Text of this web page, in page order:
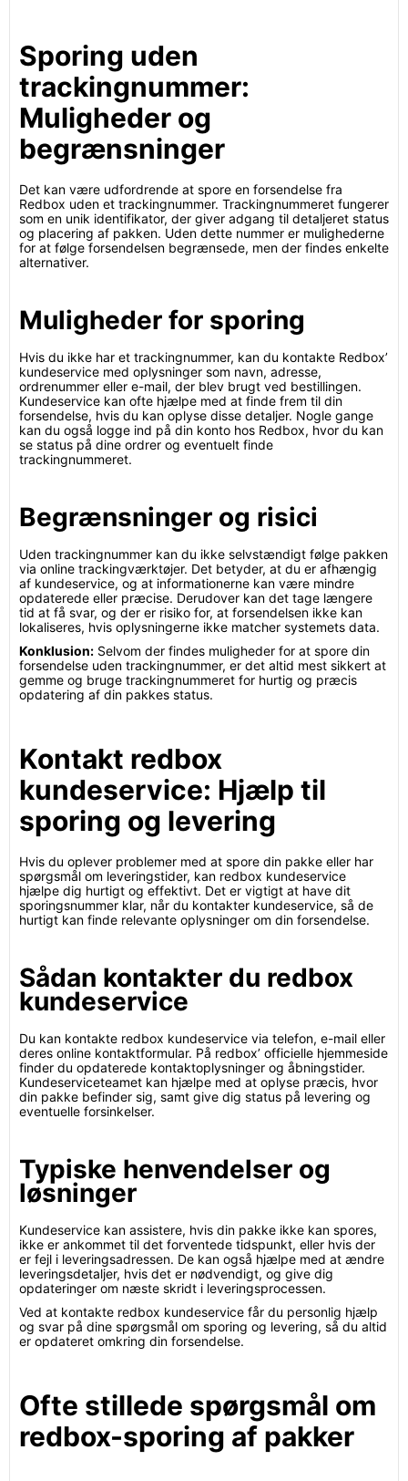
Sporing uden
trackingnummer:
Muligheder og
begrænsninger
Det kan være udfordrende at spore en forsendelse fra
Redbox uden et trackingnummer. Trackingnummeret fungerer
som en unik identifikator, der giver adgang til detaljeret status
og placering af pakken. Uden dette nummer er mulighederne
for at følge forsendelsen begrænsede, men der findes enkelte
alternativer.
Muligheder for sporing
Hvis du ikke har et trackingnummer, kan du kontakte Redbox’
kundeservice med oplysninger som navn, adresse,
ordrenummer eller e-mail, der blev brugt ved bestillingen.
Kundeservice kan ofte hjælpe med at finde frem til din
forsendelse, hvis du kan oplyse disse detaljer. Nogle gange
kan du også logge ind på din konto hos Redbox, hvor du kan
se status på dine ordrer og eventuelt finde
trackingnummeret.
Begrænsninger og risici
Uden trackingnummer kan du ikke selvstændigt følge pakken
via online trackingværktøjer. Det betyder, at du er afhængig
af kundeservice, og at informationerne kan være mindre
opdaterede eller præcise. Derudover kan det tage længere
tid at få svar, og der er risiko for, at forsendelsen ikke kan
lokaliseres, hvis oplysningerne ikke matcher systemets data.
Konklusion: Selvom der findes muligheder for at spore din
forsendelse uden trackingnummer, er det altid mest sikkert at
gemme og bruge trackingnummeret for hurtig og præcis
opdatering af din pakkes status.
Kontakt redbox
kundeservice: Hjælp til
sporing og levering
Hvis du oplever problemer med at spore din pakke eller har
spørgsmål om leveringstider, kan redbox kundeservice
hjælpe dig hurtigt og effektivt. Det er vigtigt at have dit
sporingsnummer klar, når du kontakter kundeservice, så de
hurtigt kan finde relevante oplysninger om din forsendelse.
Sådan kontakter du redbox
kundeservice
Du kan kontakte redbox kundeservice via telefon, e-mail eller
deres online kontaktformular. På redbox’ officielle hjemmeside
finder du opdaterede kontaktoplysninger og åbningstider.
Kundeserviceteamet kan hjælpe med at oplyse præcis, hvor
din pakke befinder sig, samt give dig status på levering og
eventuelle forsinkelser.
Typiske henvendelser og
løsninger
Kundeservice kan assistere, hvis din pakke ikke kan spores,
ikke er ankommet til det forventede tidspunkt, eller hvis der
er fejl i leveringsadressen. De kan også hjælpe med at ændre
leveringsdetaljer, hvis det er nødvendigt, og give dig
opdateringer om næste skridt i leveringsprocessen.
Ved at kontakte redbox kundeservice får du personlig hjælp
og svar på dine spørgsmål om sporing og levering, så du altid
er opdateret omkring din forsendelse.
Ofte stillede spørgsmål om
redbox-sporing af pakker